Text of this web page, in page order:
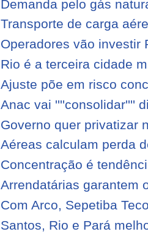
Demanda pelo gás
Transporte de carga
Operadores vão investir
Rio é a terceira cidade
Ajuste põe em risco
Anac vai ''''consolidar''''
Governo quer privatizar
Aéreas calculam perda
Concentração é
Arrendatárias garantem
Com Arco, Sepetiba
Santos, Rio e Pará